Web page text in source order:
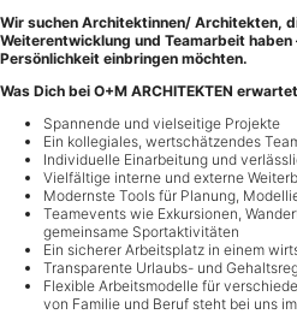
Wir suchen Architektinnen/ Architekten,
Weiterentwicklung und Teamarbeit
Persönlichkeit einbringen möchten.
Was Dich bei O+M ARCHITEKTEN
Spannende und vielseitige Projekte
Ein kollegiales, wertschätzendes
Individuelle Einarbeitung und
Vielfältige interne und externe
Modernste Tools für Planung,
Teamevents wie Exkursionen,
gemeinsame Sportaktivitäten
Ein sicherer Arbeitsplatz in einem
Transparente Urlaubs- und
Flexible Arbeitsmodelle für
von Familie und Beruf steht bei uns